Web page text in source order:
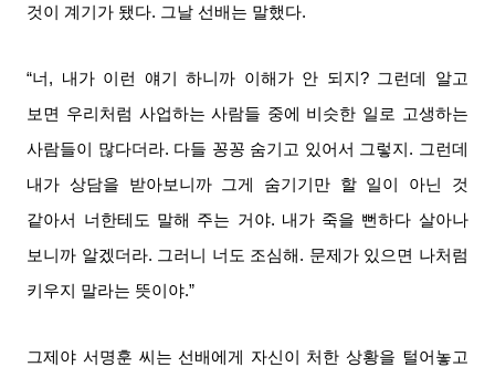
것이 계기가 됐다. 그날 선배는 말했다.
“너 , 내가 이런 얘기 하니까 이해가 안 되지 ? 그런데 알고
보면 우리처럼 사업하는 사람들 중에 비슷한 일로 고생하는
사람들이 많다더라. 다들 꽁꽁 숨기고 있어서 그렇지 . 그런데
내가 상담을 받아보니까 그게 숨기기만 할 일이 아닌 것
같아서 너한테도 말해 주는 거야. 내가 죽을 뻔하다 살아나
보니까 알겠더라. 그러니 너도 조심해 . 문제가 있으면 나처럼
키우지 말라는 뜻이야.”
그제야 서명훈 씨는 선배에게 자신이 처한 상황을 털어놓고